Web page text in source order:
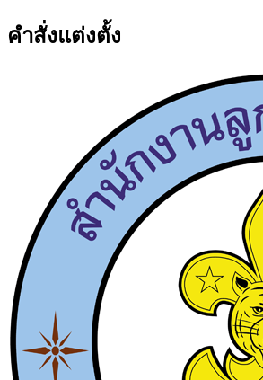
คำสั่งแต่งตั้ง